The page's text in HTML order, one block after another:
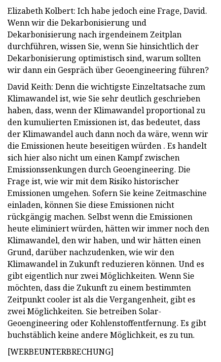
Elizabeth Kolbert: Ich habe jedoch eine Frage, David.
Wenn wir die Dekarbonisierung und
Dekarbonisierung nach irgendeinem Zeitplan
durchführen, wissen Sie, wenn Sie hinsichtlich der
Dekarbonisierung optimistisch sind, warum sollten
wir dann ein Gespräch über Geoengineering führen?
David Keith: Denn die wichtigste Einzeltatsache zum
Klimawandel ist, wie Sie sehr deutlich geschrieben
haben, dass, wenn der Klimawandel proportional zu
den kumulierten Emissionen ist, das bedeutet, dass
der Klimawandel auch dann noch da wäre, wenn wir
die Emissionen heute beseitigen würden . Es handelt
sich hier also nicht um einen Kampf zwischen
Emissionssenkungen durch Geoengineering. Die
Frage ist, wie wir mit dem Risiko historischer
Emissionen umgehen. Sofern Sie keine Zeitmaschine
einladen, können Sie diese Emissionen nicht
rückgängig machen. Selbst wenn die Emissionen
heute eliminiert würden, hätten wir immer noch den
Klimawandel, den wir haben, und wir hätten einen
Grund, darüber nachzudenken, wie wir den
Klimawandel in Zukunft reduzieren können. Und es
gibt eigentlich nur zwei Möglichkeiten. Wenn Sie
möchten, dass die Zukunft zu einem bestimmten
Zeitpunkt cooler ist als die Vergangenheit, gibt es
zwei Möglichkeiten. Sie betreiben Solar-
Geoengineering oder Kohlenstoffentfernung. Es gibt
buchstäblich keine andere Möglichkeit, es zu tun.
[WERBEUNTERBRECHUNG]